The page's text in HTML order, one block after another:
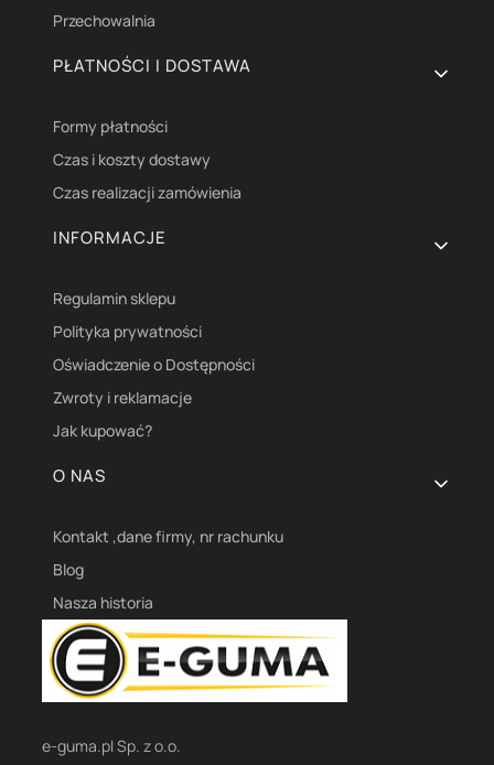
Przechowalnia
PŁATNOŚCI I DOSTAWA
Formy płatności
Czas i koszty dostawy
Czas realizacji zamówienia
INFORMACJE
Regulamin sklepu
Polityka prywatności
Oświadczenie o Dostępności
Zwroty i reklamacje
Jak kupować?
O NAS
Kontakt ,dane firmy, nr rachunku
Blog
Nasza historia
e-guma.pl Sp. z o.o.